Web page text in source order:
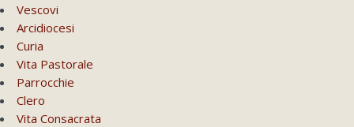
Vescovi
Arcidiocesi
Curia
Vita Pastorale
Parrocchie
Clero
Vita Consacrata